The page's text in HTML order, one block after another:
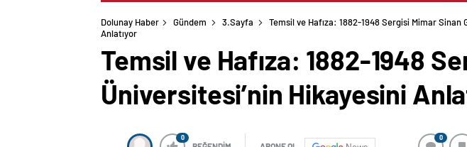
Dolunay Haber Gündem 3.Sayfa
Temsil ve Hafıza: 1882-1948 Sergisi Mimar
Anlatıyor
Temsil ve Hafıza: 1882-1948
Üniversitesi’nin Hikayesini
0 0